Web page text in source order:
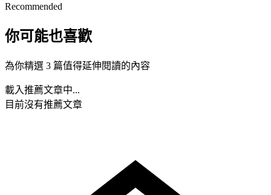
Recommended
你可能也喜歡
為你精選 3 篇值得延伸閱讀的內容
載入推薦文章中...
目前沒有推薦文章